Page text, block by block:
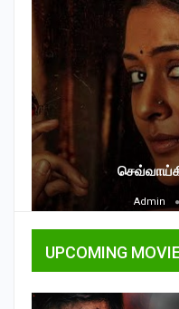
Admin
UPCOMING